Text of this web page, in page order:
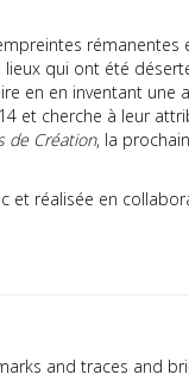
qui ont été
en en inventant une
et cherche à leur
de Création, la
réalisée en
and traces and